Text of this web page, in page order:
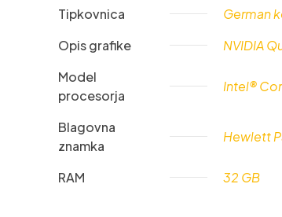
Tipkovnica
German
Opis grafike
NVIDIA
Model
procesorja
Intel®
Blagovna
znamka
Hewlett
RAM 32 GB